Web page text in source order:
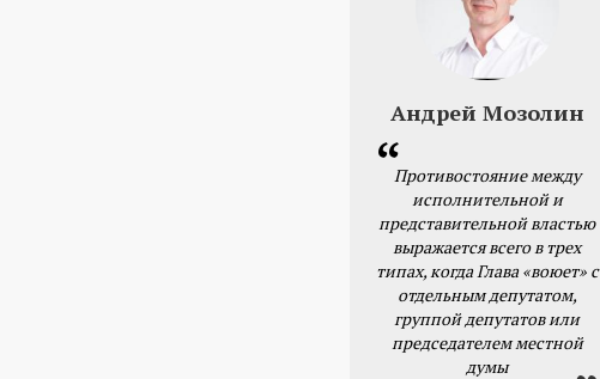
Андрей Мозолин
Противостояние между
исполнительной и
представительной властью
выражается всего в трех
типах, когда Глава «воюет» с
отдельным депутатом,
группой депутатов или
председателем местной
думы